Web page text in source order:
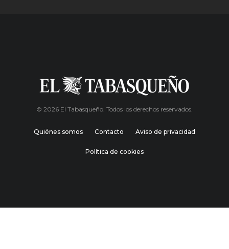
© 2026 El Tabasqueño. Todos los derechos reservados.
Quiénes somos Contacto Aviso de privacidad
Política de cookies